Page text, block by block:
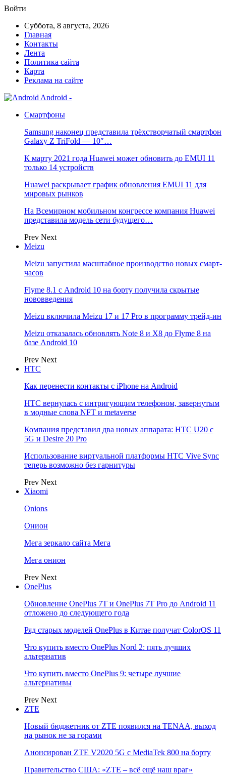
Войти
Суббота, 8 августа, 2026
Главная
Контакты
Лента
Политика сайта
Карта
Реклама на сайте
Android -
Смартфоны
Samsung наконец представила трёхстворчатый смартфон
Galaxy Z TriFold — 10″…
К марту 2021 года Huawei может обновить до EMUI 11
только 14 устройств
Huawei раскрывает график обновления EMUI 11 для
мировых рынков
На Всемирном мобильном конгрессе компания Huawei
представила модель сети будущего…
Prev Next
Meizu
Meizu запустила масштабное производство новых смарт-
часов
Flyme 8.1 с Android 10 на борту получила скрытые
нововведения
Meizu включила Meizu 17 и 17 Pro в программу трейд-ин
Meizu отказалась обновлять Note 8 и X8 до Flyme 8 на
базе Android 10
Prev Next
НТС
Как перенести контакты с iPhone на Android
HTC вернулась с интригующим телефоном, завернутым
в модные слова NFT и metaverse
Компания представил два новых аппарата: HTC U20 с
5G и Desire 20 Pro
Использование виртуальной платформы HTC Vive Sync
теперь возможно без гарнитуры
Prev Next
Xiaomi
Onions
Онион
Мега зеркало сайта Мега
Мега онион
Prev Next
OnePlus
Обновление OnePlus 7T и OnePlus 7T Pro до Android 11
отложено до следующего года
Ряд старых моделей OnePlus в Китае получат ColorOS 11
Что купить вместо OnePlus Nord 2: пять лучших
альтернатив
Что купить вместо OnePlus 9: четыре лучшие
альтернативы
Prev Next
ZTE
Новый бюджетник от ZTE появился на TENAA, выход
на рынок не за горами
Анонсирован ZTE V2020 5G с MediaTek 800 на борту
Правительство США: «ZTE – всё ещё наш враг»